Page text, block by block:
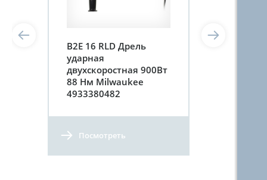
B2E 16 RLD Дрель
ударная
двухскоростная 900Вт
88 Нм Milwaukee
4933380482
Посмотреть